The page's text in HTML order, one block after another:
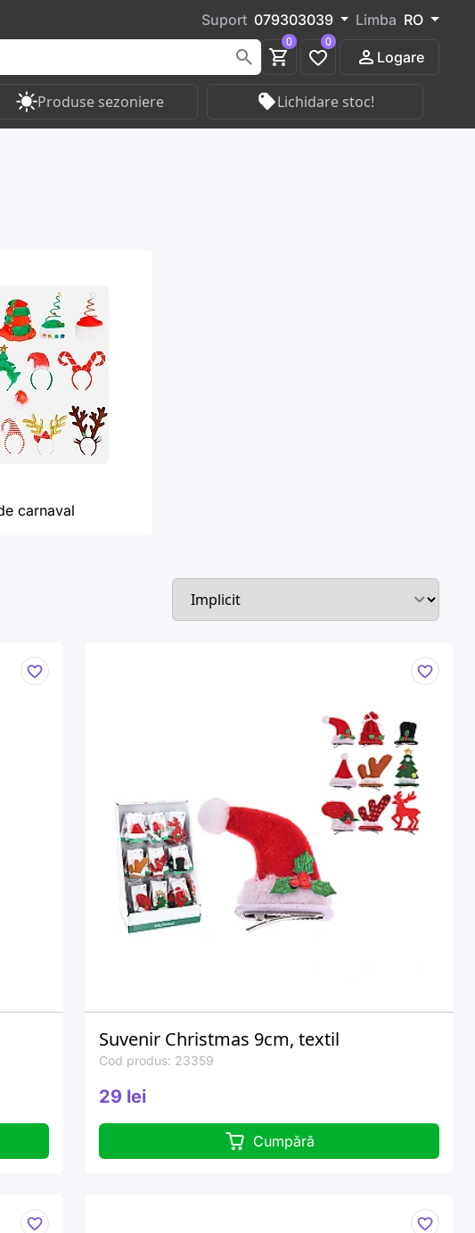
Suport 079303039 Limba RO
0 0
Logare
Produse sezoniere Lichidare stoc!
carnaval
Suvenir Christmas 9cm, textil
Cod produs: 23359
29 lei
Cumpără